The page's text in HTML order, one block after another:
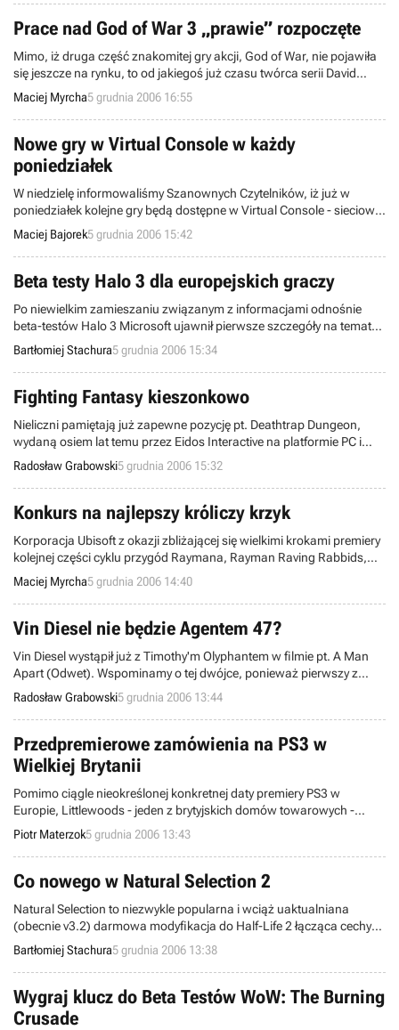
Vivax znaleźć można m.in. w grach Fallen Earth czy Second Life, a
firma specjalizuje się właśnie w „obsłudze” produkcji spod znaku
Prace nad God of War 3 „prawie” rozpoczęte
Mimo, iż druga część znakomitej gry akcji, God of War, nie pojawiła
się jeszcze na rynku, to od jakiegoś już czasu twórca serii David
Jaffe, napomykał o możliwości „domknięcia” trylogii. I wszystko
wskazuje, iż tak się właśnie stanie, bowiem rozpoczęły się pierwsze,
nieśmiałe prace nad God of War 3.
Maciej Myrcha5 grudnia 2006 16:55
Nowe gry w Virtual Console w każdy
poniedziałek
W niedzielę informowaliśmy Szanownych Czytelników, iż już w
poniedziałek kolejne gry będą dostępne w Virtual Console - sieciowej
usłudze Nintendo dla konsoli Wii. Tak też wczoraj się stało i lista
dostępnych pozycji została powiększona o cztery tytuły.
Maciej Bajorek5 grudnia 2006 15:42
Beta testy Halo 3 dla europejskich graczy
Po niewielkim zamieszaniu związanym z informacjami odnośnie
beta-testów Halo 3 Microsoft ujawnił pierwsze szczegóły na temat
dostępności europejskiej wersji testowej gry. Póki co jedynym
sposobem na przetestowanie bety ze studia Bungie jest zgłoszenie
się na jedną z 33 oficjalnych stron Xbox Community Network –
każda z nich bowiem dostała pewną pulę miejsc w becie do
rozdysponowania.
Bartłomiej Stachura5 grudnia 2006 15:34
Fighting Fantasy kieszonkowo
Nieliczni pamiętają już zapewne pozycję pt. Deathtrap Dungeon,
wydaną osiem lat temu przez Eidos Interactive na platformie PC i
PlayStation. Bazowała ona na klasycznej (tj. papierowej) grze
fabularnej, noszącej taki sam tytuł i stanowiącej część uniwersum
Fighting Fantasy. Ten stworzony przez Steve'a Jacksona i Iana
Livingstone'a świat wkrótce powróci do elektroniczno-rozrywkowej
Radosław Grabowski5 grudnia 2006 15:32
Konkurs na najlepszy króliczy krzyk
Korporacja Ubisoft z okazji zbliżającej się wielkimi krokami premiery
kolejnej części cyklu przygód Raymana, Rayman Raving Rabbids,
postanowiła uraczyć fanów serii ciekawym konkursem. Jak
zapewne wiecie, jednym ze znaków szczególnych wspomnianej gry
jest Krzyk Królika (w wolnym tłumaczeniu) i to właśnie on jest
głównym „bohaterem” konkursu.
Maciej Myrcha5 grudnia 2006 14:40
Vin Diesel nie będzie Agentem 47?
Vin Diesel wystąpił już z Timothy'm Olyphantem w filmie pt. A Man
Apart (Odwet). Wspominamy o tej dwójce, ponieważ pierwszy z
wymienionych aktorów był dotychczas przypisywany do roli Agenta
47 w nadchodzącej ekranizacji serii gier pt. Hitman. Internetowy
serwis Ain't It Cool News donosi jednak, że ostatecznie Diesel został
zastąpiony przez Olyphanta.
Radosław Grabowski5 grudnia 2006 13:44
Przedpremierowe zamówienia na PS3 w
Wielkiej Brytanii
Pomimo ciągle nieokreślonej konkretnej daty premiery PS3 w
Europie, Littlewoods - jeden z brytyjskich domów towarowych -
rozpoczął przedpremierowe zamówienia w swoim sklepie
internetowym.
Piotr Materzok5 grudnia 2006 13:43
Co nowego w Natural Selection 2
Natural Selection to niezwykle popularna i wciąż uaktualniana
(obecnie v3.2) darmowa modyfikacja do Half-Life 2 łącząca cechy
klasycznego FPS-a oraz strategii toczonej w czasie rzeczywistym.
Wszystko to za sprawą postaci Commandera, w którego może
wcielić się gracz.
Bartłomiej Stachura5 grudnia 2006 13:38
Wygraj klucz do Beta Testów WoW: The Burning
Crusade